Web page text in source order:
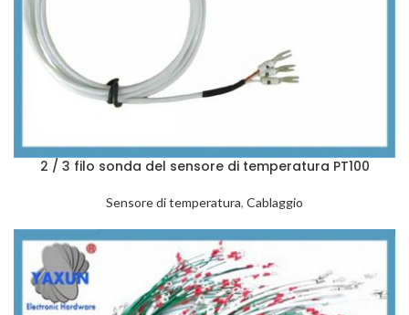
2 / 3 filo sonda del sensore di temperatura PT100
Sensore di temperatura, Cablaggio